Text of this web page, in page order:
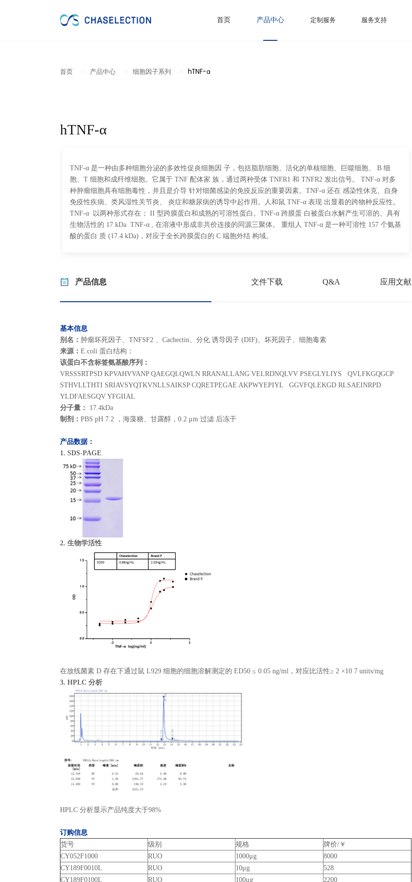
首页 产品中心 定制服务 服务支持
首页 产品中心 细胞因子系列 hTNF-α
hTNF-α
TNF-α 是一种由多种细胞分泌的多效性促炎细胞因 子，包括脂肪细胞、活化的单核细胞、巨噬细胞、 B 细
胞、T 细胞和成纤维细胞。它属于 TNF 配体家 族，通过两种受体 TNFR1 和 TNFR2 发出信号。 TNF-α 对多
种肿瘤细胞具有细胞毒性，并且是介导 针对细菌感染的免疫反应的重要因素。TNF-α 还在 感染性休克、自身
免疫性疾病、类风湿性关节炎、 炎症和糖尿病的诱导中起作用。人和鼠 TNF-α 表现 出显着的跨物种反应性。
TNF-α 以两种形式存在； II 型跨膜蛋白和成熟的可溶性蛋白。TNF-α 跨膜蛋 白被蛋白水解产生可溶的、具有
生物活性的 17 kDa TNF-α , 在溶液中形成非共价连接的同源三聚体。 重组人 TNF-α 是一种可溶性 157 个氨基
酸的蛋白 质 (17.4 kDa)，对应于全长跨膜蛋白的 C 端胞外结 构域。
产品信息 文件下载 Q&A 应用文献
基本信息
别名： 肿瘤坏死因子、TNFSF2 、Cachectin、分化 诱导因子 (DIF)、坏死因子、细胞毒素
来源： E.coli 蛋白结构：
该蛋白不含标签氨基酸序列：
VRSSSRTPSD KPVAHVVANP QAEGQLQWLN RRANALLANG VELRDNQLVV PSEGLYLIYS QVLFKGQGCP
STHVLLTHTI SRIAVSYQTKVNLLSAIKSP CQRETPEGAE AKPWYEPIYL GGVFQLEKGD RLSAEINRPD
YLDFAESGQV YFGIIAL
分子量：
17.4kDa
制剂： PBS pH 7.2 ，海藻糖、甘露醇，0.2 μm 过滤 后冻干
产品数据：
1. SDS-PAGE
2. 生物学活性
在放线菌素 D 存在下通过鼠 L929 细胞的细胞溶解测定的 ED50 ≤ 0.05 ng/ml，对应比活性≥ 2 ×10 7 units/mg
3. HPLC 分析
HPLC 分析显示产品纯度大于98%
订购信息
货号
级别 规格
牌价/￥
CY052F1000
RUO 1000μg
8000
CY189F0010L
RUO 10μg
528
CY189F0100L
RUO 100μg 2200